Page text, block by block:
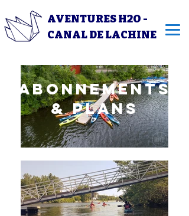
AVENTURES H2O -
CANAL DE LACHINE
Abonnements
& plans